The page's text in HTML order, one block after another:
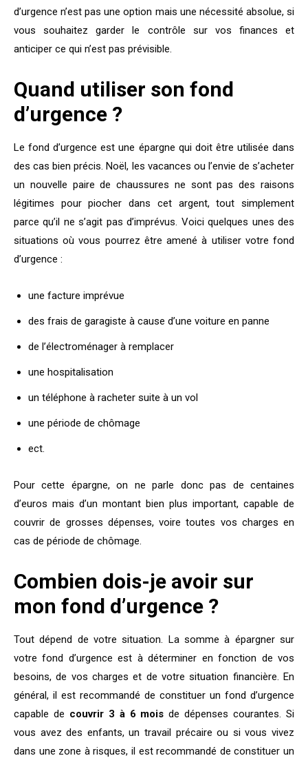
d’urgence n’est pas une option mais une nécessité absolue, si
vous souhaitez garder le contrôle sur vos finances et
anticiper ce qui n’est pas prévisible.
Quand utiliser son fond
d’urgence ?
Le fond d’urgence est une épargne qui doit être utilisée dans
des cas bien précis. Noël, les vacances ou l’envie de s’acheter
un nouvelle paire de chaussures ne sont pas des raisons
légitimes pour piocher dans cet argent, tout simplement
parce qu’il ne s’agit pas d’imprévus. Voici quelques unes des
situations où vous pourrez être amené à utiliser votre fond
d’urgence :
une facture imprévue
des frais de garagiste à cause d’une voiture en panne
de l’électroménager à remplacer
une hospitalisation
un téléphone à racheter suite à un vol
une période de chômage
ect.
Pour cette épargne, on ne parle donc pas de centaines
d’euros mais d’un montant bien plus important, capable de
couvrir de grosses dépenses, voire toutes vos charges en
cas de période de chômage.
Combien dois-je avoir sur
mon fond d’urgence ?
Tout dépend de votre situation. La somme à épargner sur
votre fond d’urgence est à déterminer en fonction de vos
besoins, de vos charges et de votre situation financière. En
général, il est recommandé de constituer un fond d’urgence
capable de couvrir 3 à 6 mois de dépenses courantes. Si
vous avez des enfants, un travail précaire ou si vous vivez
dans une zone à risques, il est recommandé de constituer un